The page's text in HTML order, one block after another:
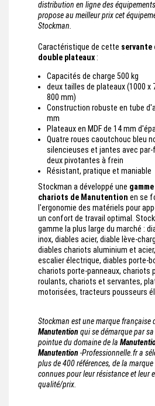
distribution en ligne des
propose au meilleur prix cet
Stockman.
Caractéristique de cette servante
double plateaux:
Capacités de charge 500 kg
deux tailles de plateaux (1000 x
800 mm)
Construction robuste en tube
mm
Plateaux en MDF de 14 mm
Quatre roues caoutchouc bleu
silencieuses et jantes avec par-
deux pivotantes à frein
Résistant, pratique et maniable
Stockman a développé une
chariots de Manutention en se
l'ergonomie des matériels pour
un confort de travail optimal.
gamme la plus large du marché :
inox, diables acier, diable lève-
diables chariots aluminium et
escalier électrique, diables porte-
chariots porte-panneaux, chariots
roulants, chariots et servantes,
motorisées, tracteurs pousseurs
Stockman est une marque française
Manutentionqui se démarque par
pointue du domaine de la
Manutention-Professionnelle.fr a
plus de 400 références, de la
connues pour leur résistance et leur
qualité/prix.